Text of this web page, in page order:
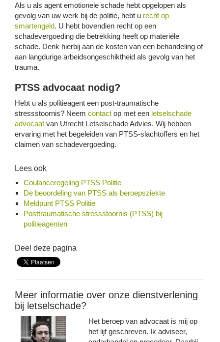
Als u als agent emotionele schade hebt opgelopen als
gevolg van uw werk bij de politie, hebt u recht op
smartengeld. U hebt bovendien recht op een
schadevergoeding die betrekking heeft op materiële
schade. Denk hierbij aan de kosten van een behandeling of
aan langdurige arbeidsongeschiktheid als gevolg van het
trauma.
PTSS advocaat nodig?
Hebt u als politieagent een post-traumatische
stressstoornis? Neem contact op met een letselschade
advocaat van Utrecht Letselschade Advies. Wij hebben
ervaring met het begeleiden van PTSS-slachtoffers en het
claimen van schadevergoeding.
Lees ook
Coulanceregeling PTSS Politie
De beoordeling van PTSS als beroepsziekte
Meldpunt PTSS Politie
Posttraumatische stressstoornis (PTSS) bij
politieagenten
Deel deze pagina
Meer informatie over onze dienstverlening
bij letselschade?
Het beroep van advocaat is mij op
het lijf geschreven. Ik adviseer,